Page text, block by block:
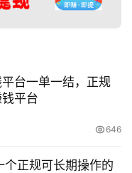
台一单一结，正规
平台
646
个正规可长期操作的